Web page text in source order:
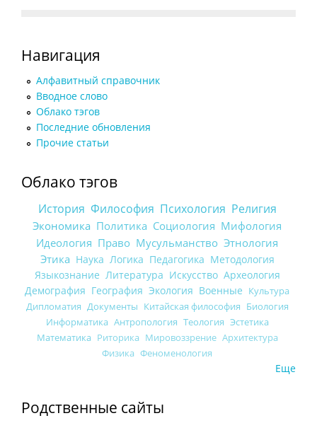
Навигация
Алфавитный справочник
Вводное слово
Облако тэгов
Последние обновления
Прочие статьи
Облако тэгов
История Философия Психология Религия
Экономика Политика Социология Мифология
Идеология Право Мусульманство Этнология
Этика Наука Логика Педагогика Методология
Языкознание Литература Искусство Археология
Демография География Экология Военные Культура
Дипломатия Документы Китайская философия Биология
Информатика Антропология Теология Эстетика
Математика Риторика Мировоззрение Архитектура
Физика Феноменология
Еще
Родственные сайты